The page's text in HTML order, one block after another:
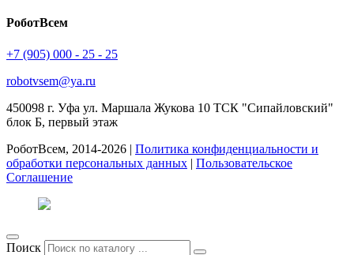
РоботВсем
+7 (905) 000 - 25 - 25
robotvsem@ya.ru
450098 г. Уфа ул. Маршала Жукова 10 ТСК "Сипайловский"
блок Б, первый этаж
РоботВсем, 2014-2026 | Политика конфиденциальности и
обработки персональных данных | Пользовательское
Соглашение
Поиск